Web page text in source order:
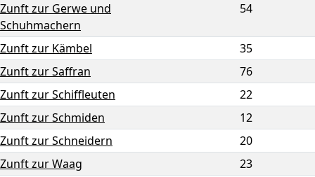
Zunft zur Gerwe und
Schuhmachern
54
Zunft zur Kämbel
35
Zunft zur Saffran
76
Zunft zur Schiffleuten
22
Zunft zur Schmiden
12
Zunft zur Schneidern
20
Zunft zur Waag
23